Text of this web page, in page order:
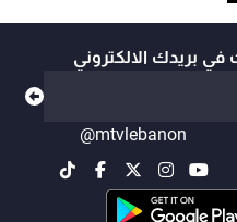
في بريدك الالكتروني
@mtvlebanon